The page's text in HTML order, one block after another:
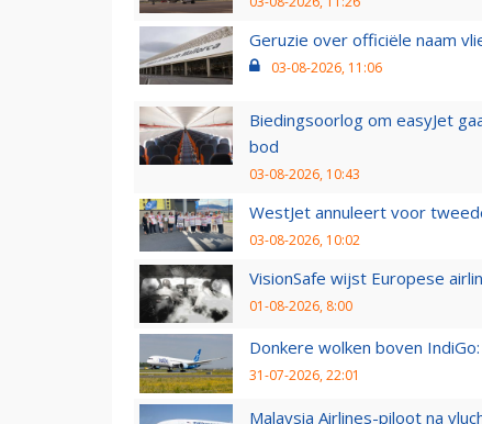
Geruzie over officiële naam
03-08-2026, 11:06
Biedingsoorlog om easyJet
bod
03-08-2026, 10:43
WestJet annuleert voor
03-08-2026, 10:02
VisionSafe wijst Europese
01-08-2026, 8:00
Donkere wolken boven
31-07-2026, 22:01
Malaysia Airlines-piloot na